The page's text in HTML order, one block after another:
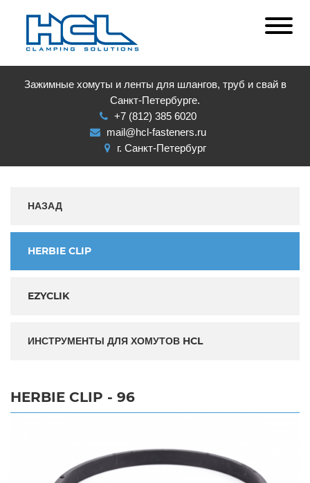
Зажимные хомуты и ленты для шлангов, труб и свай в
Санкт-Петербурге.
+7 (812) 385 6020
mail@hcl-fasteners.ru
г. Санкт-Петербург
НАЗАД
HERBIE CLIP
EZYCLIK
ИНСТРУМЕНТЫ ДЛЯ ХОМУТОВ HCL
HERBIE CLIP - 96